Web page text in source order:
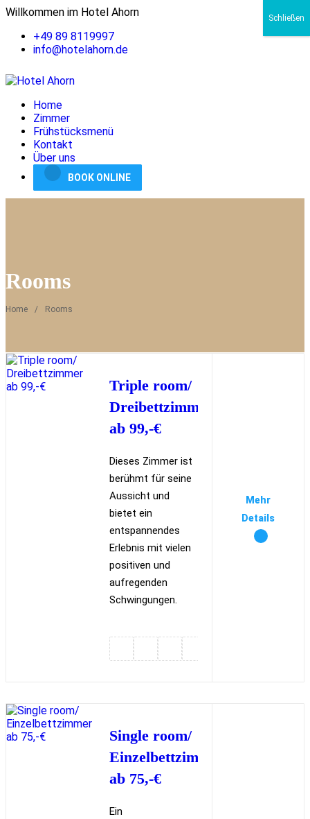
Willkommen im Hotel Ahorn
+49 89 8119997
info@hotelahorn.de
Home
Zimmer
Frühstücksmenü
Kontakt
Über uns
BOOK ONLINE
Rooms
Home Rooms
Triple room/
Dreibettzimmer
ab 99,-€
Dieses Zimmer ist
berühmt für seine
Aussicht und
bietet ein
entspannendes
Erlebnis mit vielen
positiven und
aufregenden
Schwingungen.
Mehr
Details
Single room/
Einzelbettzimmer
ab 75,-€
Ein
Schließen